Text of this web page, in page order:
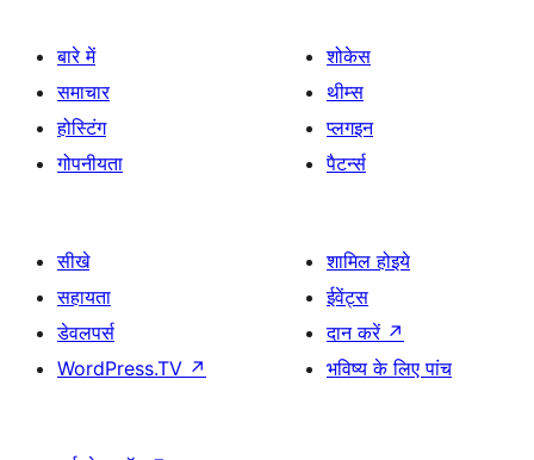
बारे में
समाचार
होस्टिंग
गोपनीयता
शोकेस
थीम्स
प्लगइन
पैटर्न्स
सीखे
सहायता
डेवलपर्स
WordPress.TV ↗
शामिल होइये
ईवेंट्स
दान करें ↗
भविष्य के लिए पांच